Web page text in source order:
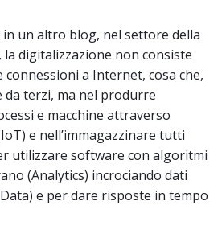
un altro blog, nel settore della
la digitalizzazione non consiste
a Internet, cosa che,
da terzi, ma nel produrre
e macchine attraverso
e nell’immagazzinare tutti
utilizzare software con algoritmi
(Analytics) incrociando dati
e per dare risposte in tempo